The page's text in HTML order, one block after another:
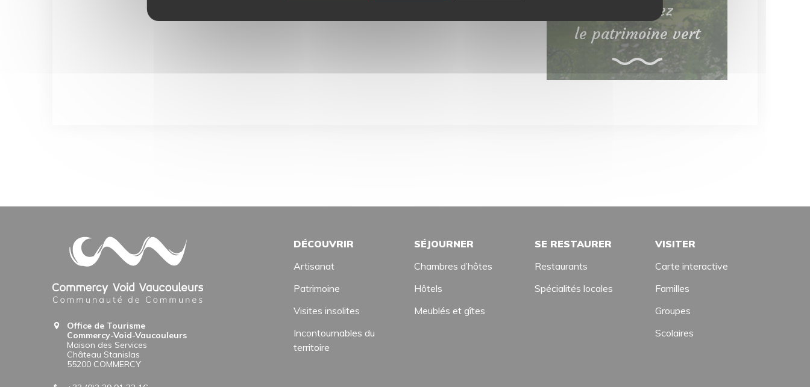
Découvrez
le patrimoine vert
Office de Tourisme
Commercy-Void-Vaucouleurs
Maison des Services
Château Stanislas
55200 COMMERCY
DÉCOUVRIR
Artisanat
Patrimoine
Visites insolites
Incontournables du
territoire
SÉJOURNER
Chambres d’hôtes
Hôtels
Meublés et gîtes
SE RESTAURER
Restaurants
Spécialités locales
VISITER
Carte interactive
Familles
Groupes
Scolaires